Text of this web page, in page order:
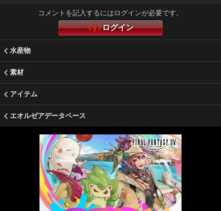
コメントを記入するにはログインが必要です。
ログイン
水産物
素材
アイテム
エオルゼアデータベース